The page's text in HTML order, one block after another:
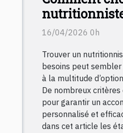
vos besoins
16/04/2026 0h
Trouver un
besoins peut
à la multitude
De nombreux
pour garantir un
personnalisé et
dans cet article les